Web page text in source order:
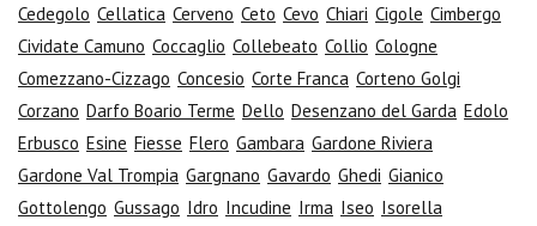
Cedegolo Cellatica Cerveno Ceto Cevo Chiari Cigole Cimbergo
Cividate Camuno Coccaglio Collebeato Collio Cologne
Comezzano-Cizzago Concesio Corte Franca Corteno Golgi
Corzano Darfo Boario Terme Dello Desenzano del Garda Edolo
Erbusco Esine Fiesse Flero Gambara Gardone Riviera
Gardone Val Trompia Gargnano Gavardo Ghedi Gianico
Gottolengo Gussago Idro Incudine Irma Iseo Isorella